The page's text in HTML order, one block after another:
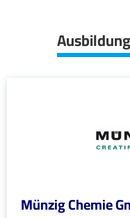
Münzig Chemie